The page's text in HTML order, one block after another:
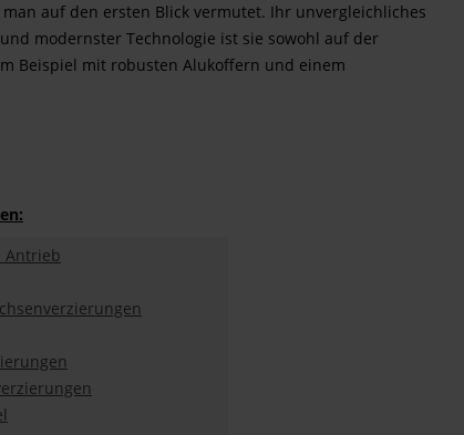
auf den ersten Blick vermutet. Ihr unvergleichliches
modernster Technologie ist sie sowohl auf der
Beispiel mit robusten Alukoffern und einem
Antrieb
l